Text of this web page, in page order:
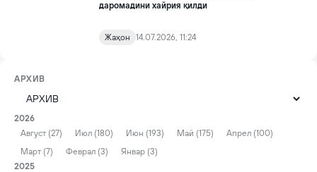
даромадини хайрия қилди
Жаҳон 14.07.2026, 11:24
АРХИВ
2026
Август (27)
Июл (180) Июн (193) Май (175)
Апрел (100)
Март (7)
Феврал (3)
Январ (3)
2025